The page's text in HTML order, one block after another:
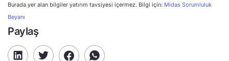
Burada yer alan bilgiler yatırım tavsiyesi içermez. Bilgi için: Midas Sorumluluk
Beyanı
Paylaş